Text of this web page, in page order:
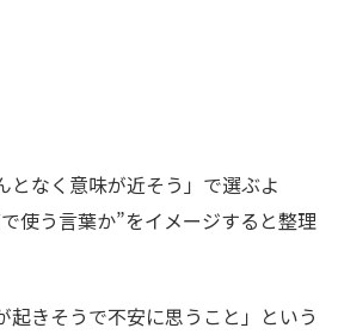
となく意味が近そう」で選ぶよ
使う言葉か”をイメージすると整理
起きそうで不安に思うこと」という